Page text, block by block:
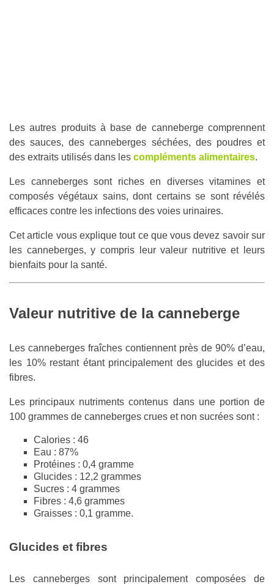
Les autres produits à base de canneberge comprennent
des sauces, des canneberges séchées, des poudres et
des extraits utilisés dans les compléments alimentaires.
Les canneberges sont riches en diverses vitamines et
composés végétaux sains, dont certains se sont révélés
efficaces contre les infections des voies urinaires.
Cet article vous explique tout ce que vous devez savoir sur
les canneberges, y compris leur valeur nutritive et leurs
bienfaits pour la santé.
Valeur nutritive de la canneberge
Les canneberges fraîches contiennent près de 90% d’eau,
les 10% restant étant principalement des glucides et des
fibres.
Les principaux nutriments contenus dans une portion de
100 grammes de canneberges crues et non sucrées sont :
Calories : 46
Eau : 87%
Protéines : 0,4 gramme
Glucides : 12,2 grammes
Sucres : 4 grammes
Fibres : 4,6 grammes
Graisses : 0,1 gramme.
Glucides et fibres
Les canneberges sont principalement composées de